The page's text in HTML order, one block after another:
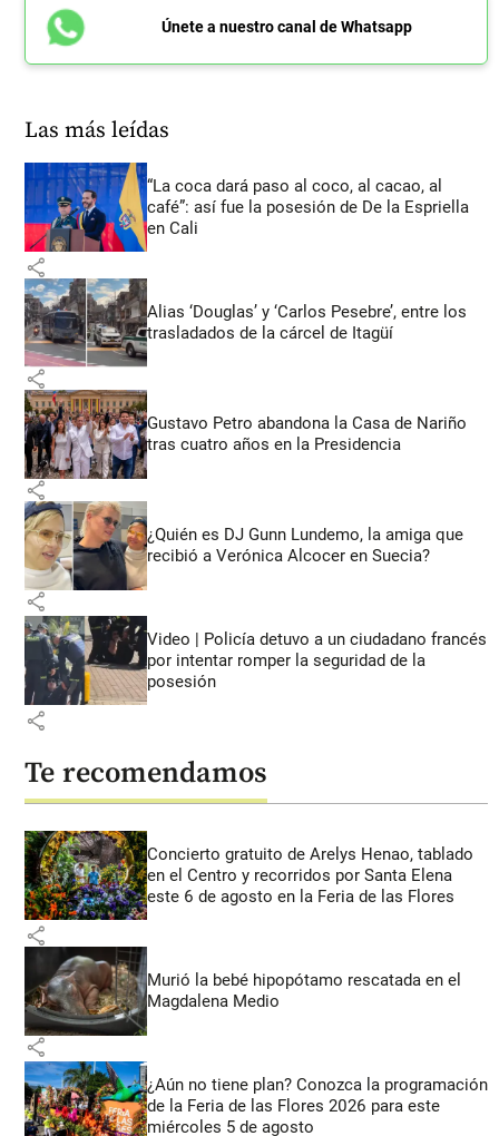
Únete a nuestro canal de Whatsapp
Las más leídas
“La coca dará paso al coco, al cacao, al
café”: así fue la posesión de De la Espriella
en Cali
share
Alias ‘Douglas’ y ‘Carlos Pesebre’, entre los
trasladados de la cárcel de Itagüí
share
Gustavo Petro abandona la Casa de Nariño
tras cuatro años en la Presidencia
share
¿Quién es DJ Gunn Lundemo, la amiga que
recibió a Verónica Alcocer en Suecia?
share
Video | Policía detuvo a un ciudadano francés
por intentar romper la seguridad de la
posesión
share
Te recomendamos
Concierto gratuito de Arelys Henao, tablado
en el Centro y recorridos por Santa Elena
este 6 de agosto en la Feria de las Flores
share
Murió la bebé hipopótamo rescatada en el
Magdalena Medio
share
¿Aún no tiene plan? Conozca la programación
de la Feria de las Flores 2026 para este
miércoles 5 de agosto